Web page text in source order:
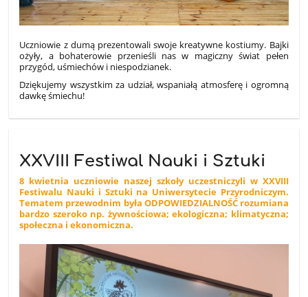
Uczniowie z dumą prezentowali swoje kreatywne kostiumy. Bajki
ożyły, a bohaterowie przenieśli nas w magiczny świat pełen
przygód, uśmiechów i niespodzianek.
Dziękujemy wszystkim za udział, wspaniałą atmosferę i ogromną
dawkę śmiechu!
XXVIII Festiwal Nauki i Sztuki
8 kwietnia uczniowie naszej szkoły uczestniczyli w XXVIII
Festiwalu Nauki i Sztuki na Uniwersytecie Przyrodniczym.
Tematem przewodnim była ODPOWIEDZIALNOŚĆ rozumiana
bardzo szeroko np. żywnościowa; ekologiczna; klimatyczna;
społeczna i ekonomiczna.